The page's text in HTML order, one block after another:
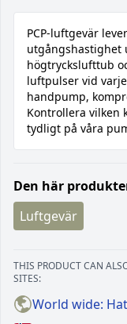
PCP-luftgevär
utgångshastighet
högtryckslufttub
luftpulser vid
handpump,
Kontrollera vilken
tydligt på våra
Den här
Luftgevär
THIS PRODUCT CAN
SITES:
World wide: